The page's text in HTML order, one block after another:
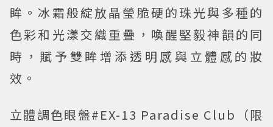
眸。冰霜般綻放晶瑩脆硬的珠光與多種的
色彩和光漾交織重疊，喚醒堅毅神韻的同
時，賦予雙眸增添透明感與立體感的妝
效。
立體調色眼盤#EX-13 Paradise Club（限